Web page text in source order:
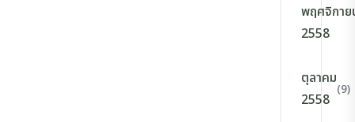
พฤศจิกาย
2558
ตุลาคม
2558
(9)